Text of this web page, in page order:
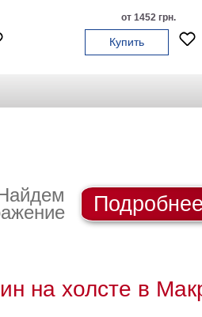
от 1452 грн.
Купить
Подробнее
на холсте в